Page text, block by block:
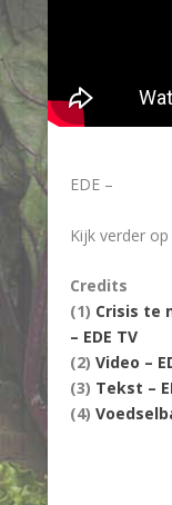
EDE –
Kijk verder
Credits
(1) Crisis te
– EDE TV
(2) Video –
(3) Tekst –
(4)